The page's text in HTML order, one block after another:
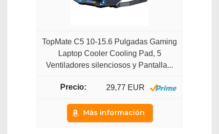
TopMate C5 10-15.6 Pulgadas Gaming
Laptop Cooler Cooling Pad, 5
Ventiladores silenciosos y Pantalla...
29,77 EUR
Más información